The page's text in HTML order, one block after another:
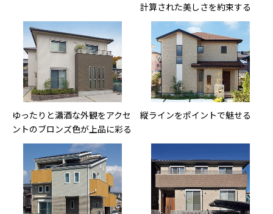
計算された美しさを約束する
ゆったりと瀟酒な外観をアクセ
ントのブロンズ色が上品に彩る
縦ラインをポイントで魅せる